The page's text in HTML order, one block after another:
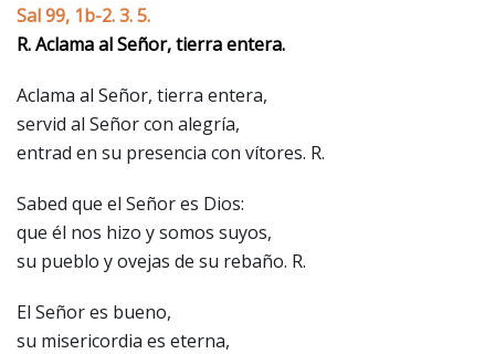
Sal 99, 1b-2. 3. 5.
R. Aclama al Señor, tierra entera.
Aclama al Señor, tierra entera,
servid al Señor con alegría,
entrad en su presencia con vítores. R.
Sabed que el Señor es Dios:
que él nos hizo y somos suyos,
su pueblo y ovejas de su rebaño. R.
El Señor es bueno,
su misericordia es eterna,